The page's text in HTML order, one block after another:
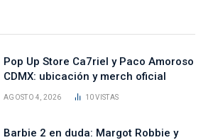
Pop Up Store Ca7riel y Paco Amoroso
CDMX: ubicación y merch oficial
AGOSTO 4, 2026 10VISTAS
Barbie 2 en duda: Margot Robbie y